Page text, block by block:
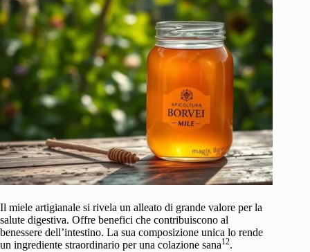
Il miele artigianale si rivela un alleato di grande valore per la
salute digestiva. Offre benefici che contribuiscono al
benessere dell’intestino. La sua composizione unica lo rende
un ingrediente straordinario per una colazione sana12.